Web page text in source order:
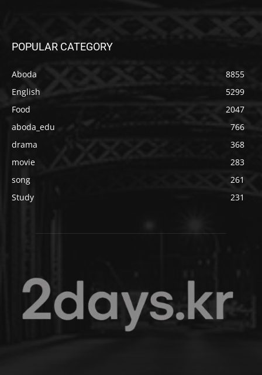
POPULAR CATEGORY
Aboda
8855
English
5299
Food
2047
aboda_edu
766
drama
368
movie
283
song
261
Study
231